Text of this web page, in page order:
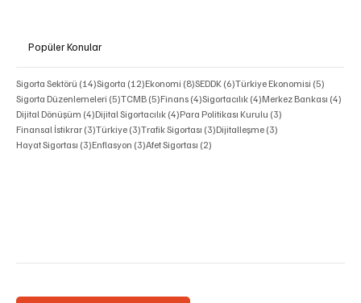
Popüler Konular
Sigorta Sektörü (14)14 yazı
Sigorta (12)12 yazı
Ekonomi (8)8 yazı
SEDDK (6)6 yazı
Türkiye Ekonomisi (5)
Sigorta Düzenlemeleri (5)5 yazı
TCMB (5)5 yazı
Finans (4)4 yazı
Sigortacılık (4)4 yazı
Merkez Bankası (4)
Dijital Dönüşüm (4)4 yazı
Dijital Sigortacılık (4)4 yazı
Para Politikası Kurulu (3)
Finansal İstikrar (3)3 yazı
Türkiye (3)3 yazı
Trafik Sigortası (3)3 yazı
Dijitalleşme (3)
Hayat Sigortası (3)3 yazı
Enflasyon (3)3 yazı
Afet Sigortası (2)